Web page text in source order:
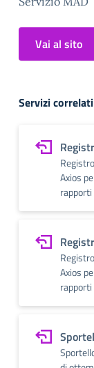
Vai al sito
Servizi correlati
Axios
Axios
rapporti